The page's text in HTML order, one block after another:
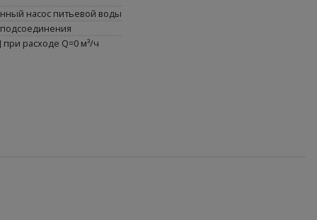
насос питьевой воды
расходе Q=0 м³/ч